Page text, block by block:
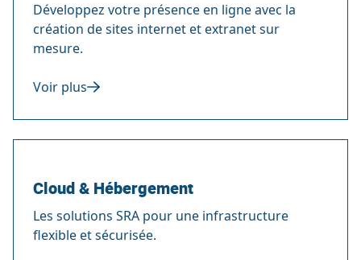
Développez votre présence en ligne avec la
création de sites internet et extranet sur
mesure.
Voir plus
Cloud & Hébergement
Les solutions SRA pour une infrastructure
flexible et sécurisée.